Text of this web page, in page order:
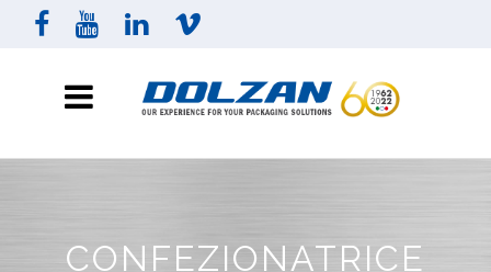
CONFEZIONATRICE